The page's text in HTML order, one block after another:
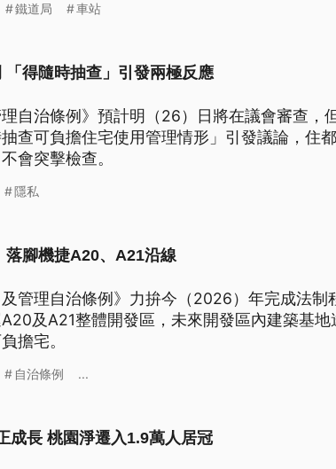
鐵道局 車站
得隨時抽查」引發兩極反應
自治條例》預計明（26）日將在議會審查，
查可負擔住宅使用管理情形」引發議論，住
會突擊檢查。
隱私
落腳機捷A20、A21沿線
管理自治條例》力拚今（2026）年完成法制
及A21整體開發區，未來開發區內建築基
擔宅。
自治條例 ...
成長 桃園淨遷入1.9萬人居冠